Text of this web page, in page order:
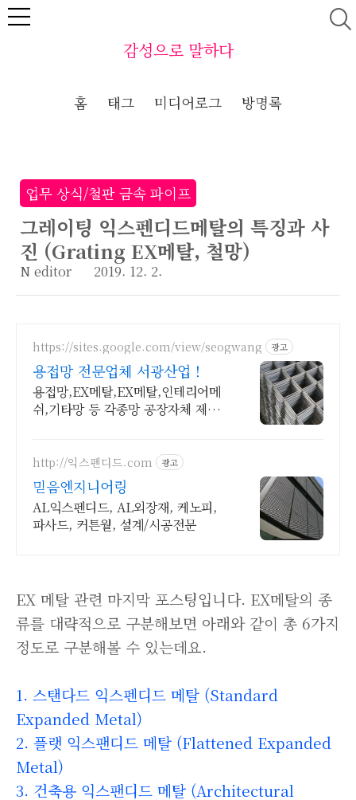
본문 바로가기
감성으로 말하다
홈 태그 미디어로그 방명록
업무 상식/철판 금속 파이프
그레이팅 익스펜디드메탈의 특징과 사
진 (Grating EX메탈, 철망)
N editor 2019. 12. 2.
https://sites.google.com/view/seogwang 광고
용접망 전문업체 서광산업 !
용접망,EX메탈,EX메탈,인테리어메
쉬,기타망 등 각종망 공장자체 제작
http://익스펜디드.com 광고
믿음엔지니어링
AL익스펜디드, AL외장재, 케노피,
파사드, 커튼월, 설계/시공전문
EX 메탈 관련 마지막 포스팅입니다. EX메탈의 종
류를 대략적으로 구분해보면 아래와 같이 총 6가지
정도로 구분해볼 수 있는데요.
1. 스탠다드 익스펜디드 메탈 (Standard
Expanded Metal)
2. 플랫 익스팬디드 메탈 (Flattened Expanded
Metal)
3. 건축용 익스팬디드 메탈 (Architectural